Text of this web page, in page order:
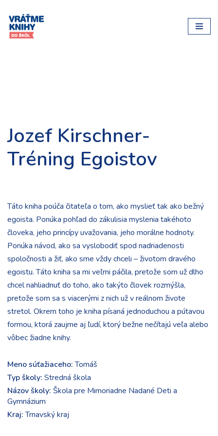
Preskočiť
na
Jozef Kirschner-
Tréning Egoistov
Táto kniha poúča čitateľa o tom, ako myslieť tak ako bežný
egoista. Ponúka pohľad do zákulisia myslenia takéhoto
človeka, jeho princípy uvažovania, jeho morálne hodnoty.
Ponúka návod, ako sa vyslobodiť spod nadriadenosti
spoločnosti a žiť, ako sme vždy chceli – životom dravého
egoistu. Táto kniha sa mi veľmi páčila, pretože som už dlho
chcel nahliadnuť do toho, ako takýto človek rozmýšla,
pretože som sa s viacerými z nich už v reálnom živote
stretol. Okrem toho je kniha písaná jednoduchou a pútavou
formou, ktorá zaujme aj ľudí, ktorý bežne nečítajú veľa alebo
vôbec žiadne knihy.
Meno súťažiaceho:Tomáš
Typ školy: Stredná škola
Názov školy: Škola pre Mimoriadne Nadané Deti a
Gymnázium
Kraj:Trnavský kraj